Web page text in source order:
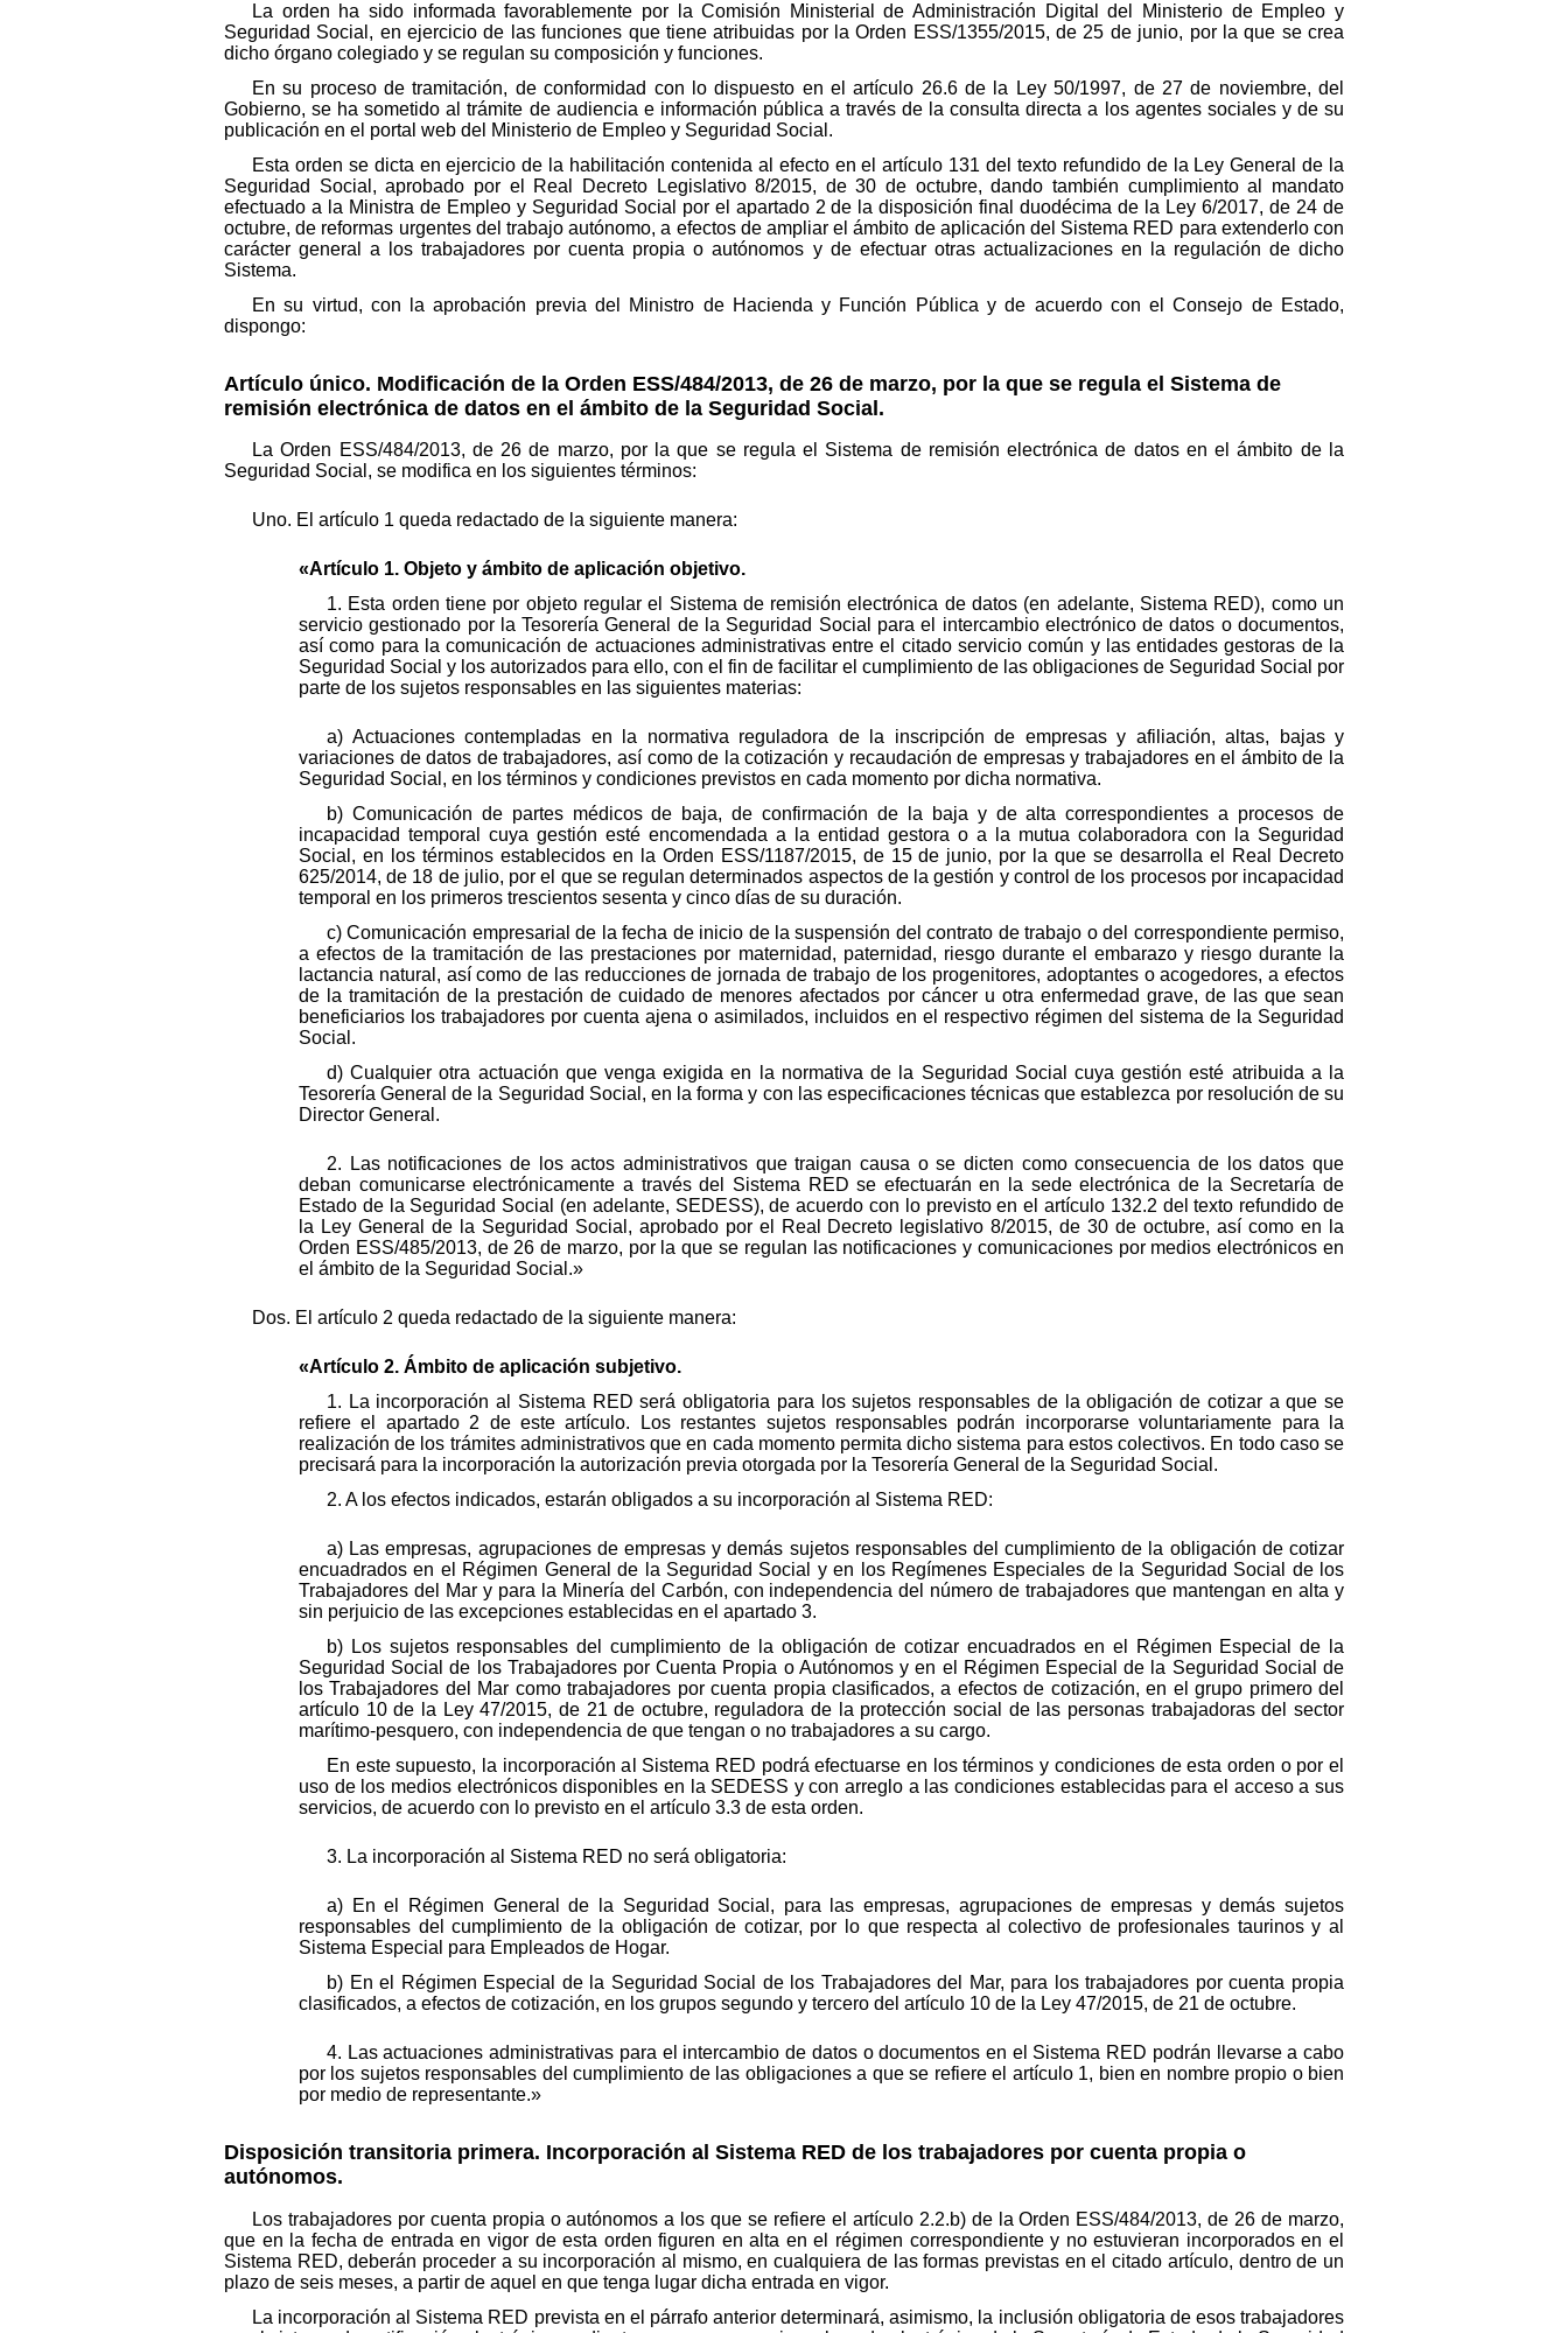
La orden ha sido informada favorablemente por la Comisión Ministerial de Administración Digital del Ministerio de Empleo y
Seguridad Social, en ejercicio de las funciones que tiene atribuidas por la Orden ESS/1355/2015, de 25 de junio, por la que se crea
dicho órgano colegiado y se regulan su composición y funciones.
En su proceso de tramitación, de conformidad con lo dispuesto en el artículo 26.6 de la Ley 50/1997, de 27 de noviembre, del
Gobierno, se ha sometido al trámite de audiencia e información pública a través de la consulta directa a los agentes sociales y de su
publicación en el portal web del Ministerio de Empleo y Seguridad Social.
Esta orden se dicta en ejercicio de la habilitación contenida al efecto en el artículo 131 del texto refundido de la Ley General de la
Seguridad Social, aprobado por el Real Decreto Legislativo 8/2015, de 30 de octubre, dando también cumplimiento al mandato
efectuado a la Ministra de Empleo y Seguridad Social por el apartado 2 de la disposición final duodécima de la Ley 6/2017, de 24 de
octubre, de reformas urgentes del trabajo autónomo, a efectos de ampliar el ámbito de aplicación del Sistema RED para extenderlo con
carácter general a los trabajadores por cuenta propia o autónomos y de efectuar otras actualizaciones en la regulación de dicho
Sistema.
En su virtud, con la aprobación previa del Ministro de Hacienda y Función Pública y de acuerdo con el Consejo de Estado,
dispongo:
Artículo único. Modificación de la Orden ESS/484/2013, de 26 de marzo, por la que se regula el Sistema de
remisión electrónica de datos en el ámbito de la Seguridad Social.
La Orden ESS/484/2013, de 26 de marzo, por la que se regula el Sistema de remisión electrónica de datos en el ámbito de la
Seguridad Social, se modifica en los siguientes términos:
Uno. El artículo 1 queda redactado de la siguiente manera:
«Artículo 1. Objeto y ámbito de aplicación objetivo.
1. Esta orden tiene por objeto regular el Sistema de remisión electrónica de datos (en adelante, Sistema RED), como un
servicio gestionado por la Tesorería General de la Seguridad Social para el intercambio electrónico de datos o documentos,
así como para la comunicación de actuaciones administrativas entre el citado servicio común y las entidades gestoras de la
Seguridad Social y los autorizados para ello, con el fin de facilitar el cumplimiento de las obligaciones de Seguridad Social por
parte de los sujetos responsables en las siguientes materias:
a) Actuaciones contempladas en la normativa reguladora de la inscripción de empresas y afiliación, altas, bajas y
variaciones de datos de trabajadores, así como de la cotización y recaudación de empresas y trabajadores en el ámbito de la
Seguridad Social, en los términos y condiciones previstos en cada momento por dicha normativa.
b) Comunicación de partes médicos de baja, de confirmación de la baja y de alta correspondientes a procesos de
incapacidad temporal cuya gestión esté encomendada a la entidad gestora o a la mutua colaboradora con la Seguridad
Social, en los términos establecidos en la Orden ESS/1187/2015, de 15 de junio, por la que se desarrolla el Real Decreto
625/2014, de 18 de julio, por el que se regulan determinados aspectos de la gestión y control de los procesos por incapacidad
temporal en los primeros trescientos sesenta y cinco días de su duración.
c) Comunicación empresarial de la fecha de inicio de la suspensión del contrato de trabajo o del correspondiente permiso,
a efectos de la tramitación de las prestaciones por maternidad, paternidad, riesgo durante el embarazo y riesgo durante la
lactancia natural, así como de las reducciones de jornada de trabajo de los progenitores, adoptantes o acogedores, a efectos
de la tramitación de la prestación de cuidado de menores afectados por cáncer u otra enfermedad grave, de las que sean
beneficiarios los trabajadores por cuenta ajena o asimilados, incluidos en el respectivo régimen del sistema de la Seguridad
Social.
d) Cualquier otra actuación que venga exigida en la normativa de la Seguridad Social cuya gestión esté atribuida a la
Tesorería General de la Seguridad Social, en la forma y con las especificaciones técnicas que establezca por resolución de su
Director General.
2. Las notificaciones de los actos administrativos que traigan causa o se dicten como consecuencia de los datos que
deban comunicarse electrónicamente a través del Sistema RED se efectuarán en la sede electrónica de la Secretaría de
Estado de la Seguridad Social (en adelante, SEDESS), de acuerdo con lo previsto en el artículo 132.2 del texto refundido de
la Ley General de la Seguridad Social, aprobado por el Real Decreto legislativo 8/2015, de 30 de octubre, así como en la
Orden ESS/485/2013, de 26 de marzo, por la que se regulan las notificaciones y comunicaciones por medios electrónicos en
el ámbito de la Seguridad Social.»
Dos. El artículo 2 queda redactado de la siguiente manera:
«Artículo 2. Ámbito de aplicación subjetivo.
1. La incorporación al Sistema RED será obligatoria para los sujetos responsables de la obligación de cotizar a que se
refiere el apartado 2 de este artículo. Los restantes sujetos responsables podrán incorporarse voluntariamente para la
realización de los trámites administrativos que en cada momento permita dicho sistema para estos colectivos. En todo caso se
precisará para la incorporación la autorización previa otorgada por la Tesorería General de la Seguridad Social.
2. A los efectos indicados, estarán obligados a su incorporación al Sistema RED:
a) Las empresas, agrupaciones de empresas y demás sujetos responsables del cumplimiento de la obligación de cotizar
encuadrados en el Régimen General de la Seguridad Social y en los Regímenes Especiales de la Seguridad Social de los
Trabajadores del Mar y para la Minería del Carbón, con independencia del número de trabajadores que mantengan en alta y
sin perjuicio de las excepciones establecidas en el apartado 3.
b) Los sujetos responsables del cumplimiento de la obligación de cotizar encuadrados en el Régimen Especial de la
Seguridad Social de los Trabajadores por Cuenta Propia o Autónomos y en el Régimen Especial de la Seguridad Social de
los Trabajadores del Mar como trabajadores por cuenta propia clasificados, a efectos de cotización, en el grupo primero del
artículo 10 de la Ley 47/2015, de 21 de octubre, reguladora de la protección social de las personas trabajadoras del sector
marítimo-pesquero, con independencia de que tengan o no trabajadores a su cargo.
En este supuesto, la incorporación al Sistema RED podrá efectuarse en los términos y condiciones de esta orden o por el
uso de los medios electrónicos disponibles en la SEDESS y con arreglo a las condiciones establecidas para el acceso a sus
servicios, de acuerdo con lo previsto en el artículo 3.3 de esta orden.
3. La incorporación al Sistema RED no será obligatoria:
a) En el Régimen General de la Seguridad Social, para las empresas, agrupaciones de empresas y demás sujetos
responsables del cumplimiento de la obligación de cotizar, por lo que respecta al colectivo de profesionales taurinos y al
Sistema Especial para Empleados de Hogar.
b) En el Régimen Especial de la Seguridad Social de los Trabajadores del Mar, para los trabajadores por cuenta propia
clasificados, a efectos de cotización, en los grupos segundo y tercero del artículo 10 de la Ley 47/2015, de 21 de octubre.
4. Las actuaciones administrativas para el intercambio de datos o documentos en el Sistema RED podrán llevarse a cabo
por los sujetos responsables del cumplimiento de las obligaciones a que se refiere el artículo 1, bien en nombre propio o bien
por medio de representante.»
Disposición transitoria primera. Incorporación al Sistema RED de los trabajadores por cuenta propia o
autónomos.
Los trabajadores por cuenta propia o autónomos a los que se refiere el artículo 2.2.b) de la Orden ESS/484/2013, de 26 de marzo,
que en la fecha de entrada en vigor de esta orden figuren en alta en el régimen correspondiente y no estuvieran incorporados en el
Sistema RED, deberán proceder a su incorporación al mismo, en cualquiera de las formas previstas en el citado artículo, dentro de un
plazo de seis meses, a partir de aquel en que tenga lugar dicha entrada en vigor.
La incorporación al Sistema RED prevista en el párrafo anterior determinará, asimismo, la inclusión obligatoria de esos trabajadores